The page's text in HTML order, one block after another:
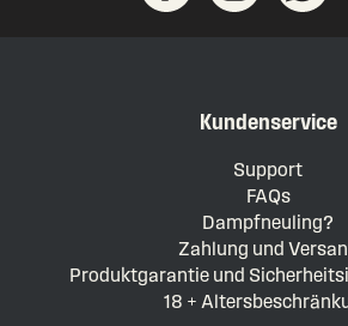
Kundenservice
Support
FAQs
Dampfneuling?
Zahlung und
Produktgarantie und
18 +